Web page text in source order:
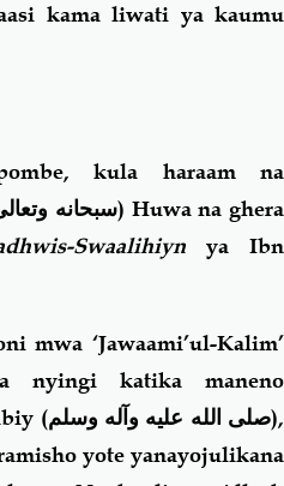
kama liwati ya kaumu
kula haraam na
سبحانه) Huwa na ghera
Swaalihiynya Ibn
mwa ‘Jawaami’ul-Kalim’
nyingi katika maneno
(صلى الله عليه وآله وسلم),
yote yanayojulikana